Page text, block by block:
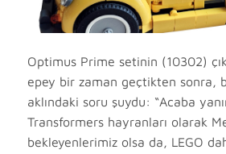
Optimus Prime setinin (10302)
epey bir zaman geçtikten sonra,
aklındaki soru şuydu: “Acaba
Transformers hayranları olarak
bekleyenlerimiz olsa da, LEGO